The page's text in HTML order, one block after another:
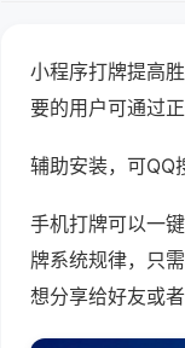
小程序打牌提高
要的用户可通过
辅助安装，可
手机打牌可以一
牌系统规律，只
想分享给好友或